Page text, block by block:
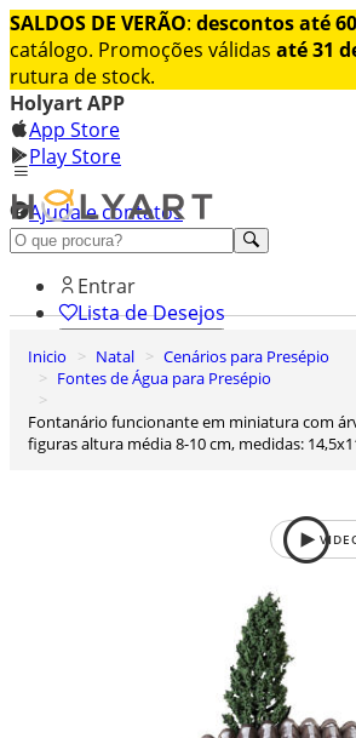
SALDOS DE VERÃO: descontos até
catálogo. Promoções válidas até 31
rutura de stock.
Holyart APP
App Store
Play Store
Ajuda e contatos
Conheça premium
Entrar
Lista de Desejos
Carrinho de Compras
Inicio Natal
Cenários para Presépio
Fontes de Água para Presépio
Fontanário funcionante em miniatura com árvore para presépio com
figuras altura média 8-10 cm, medidas: